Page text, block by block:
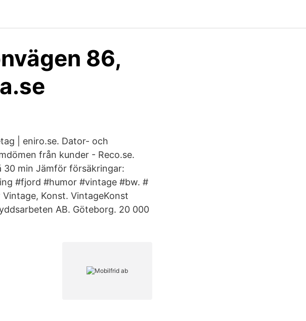
86,
| eniro.se. Dator- och
från kunder - Reco.se.
30 min Jämför försäkringar:
#fjord #humor #vintage #bw. #
Konst. VintageKonst
AB. Göteborg. 20 000